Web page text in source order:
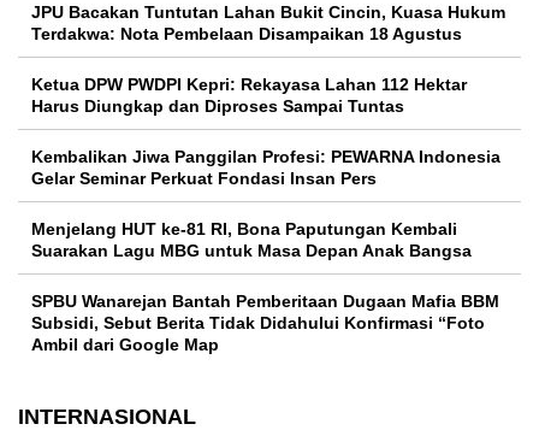
JPU Bacakan Tuntutan Lahan Bukit Cincin, Kuasa Hukum
Terdakwa: Nota Pembelaan Disampaikan 18 Agustus
Ketua DPW PWDPI Kepri: Rekayasa Lahan 112 Hektar
Harus Diungkap dan Diproses Sampai Tuntas
Kembalikan Jiwa Panggilan Profesi: PEWARNA Indonesia
Gelar Seminar Perkuat Fondasi Insan Pers
Menjelang HUT ke-81 RI, Bona Paputungan Kembali
Suarakan Lagu MBG untuk Masa Depan Anak Bangsa
SPBU Wanarejan Bantah Pemberitaan Dugaan Mafia BBM
Subsidi, Sebut Berita Tidak Didahului Konfirmasi “Foto
Ambil dari Google Map
INTERNASIONAL